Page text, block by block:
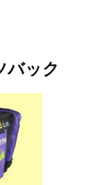
バック